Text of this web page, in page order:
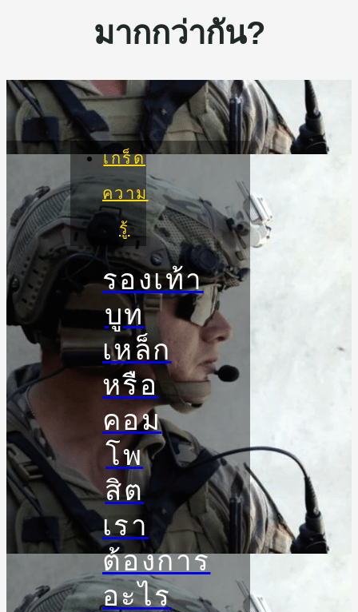
มากกว่ากัน?
เกร็ด
ความ
รู้
รองเท้า
บูท
เหล็ก
หรือ
คอม
โพ
สิต
เรา
ต้องการ
อะไร